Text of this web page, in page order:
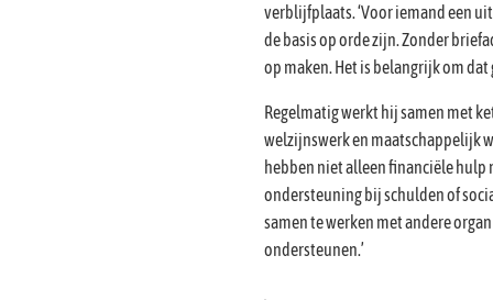
verblijfplaats. ‘Voor iemand een
de basis op orde zijn. Zonder
op maken. Het is belangrijk om dat
Regelmatig werkt hij samen met
welzijnswerk en maatschappelijk
hebben niet alleen financiële hulp
ondersteuning bij schulden of
samen te werken met andere
ondersteunen.’